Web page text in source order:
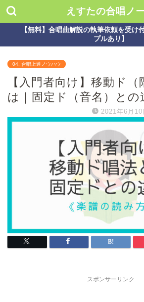
えすたの合唱ノ
【無料】合唱曲解説の執筆依頼を受け
プルあり】
04. 合唱上達ノウハウ
【入門者向け】移動ド（
は｜固定ド（音名）との
2021年6月10
スポンサーリンク